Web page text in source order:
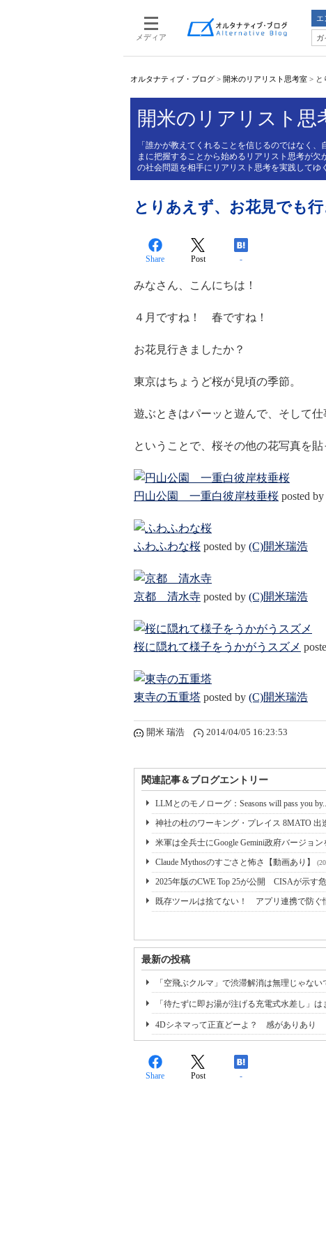
メディア
エ
ガ
オルタナティブ・ブログ > 開米のリアリスト思考室 > と
開米のリアリスト思
「誰かが教えてくれることを信じるのではなく
まに把握することから始めるリアリスト思考が
の社会問題を相手にリアリスト思考を実践してゆ
とりあえず、お花見でも
Share Post -
みなさん、こんにちは！
４月ですね！ 春ですね！
お花見行きましたか？
東京はちょうど桜が見頃の季節。
遊ぶときはパーッと遊んで、そして
ということで、桜その他の花写真を貼
円山公園 一重白彼岸枝垂桜 posted by
ふわふわな桜 posted by (C)開米瑞浩
京都 清水寺 posted by (C)開米瑞浩
桜に隠れて様子をうかがうスズメ
東寺の五重塔 posted by (C)開米瑞浩
開米 瑞浩 2014/04/05 16:23:53
関連記事＆ブログエントリー
LLMとのモノローグ：Seasons will pass you
神社の杜のワーキング・プレイス 8MATO 出
米軍は全兵士にGoogle Gemini政府バージョ
Claude Mythosのすごさと怖さ【動画あり】
2025年版のCWE Top 25が公開 CISAが示す
既存ツールは捨てない！ アプリ連携で防ぐ
最新の投稿
「空飛ぶクルマ」で渋滞解消は無理じゃない
「待たずに即お湯が注げる充電式水差し」は
4Dシネマって正直どーよ？ 感がありあり
Share Post -